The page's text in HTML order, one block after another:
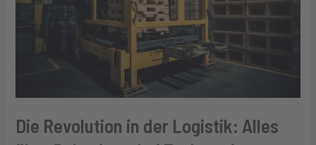
Die Revolution in der Logistik: Alles